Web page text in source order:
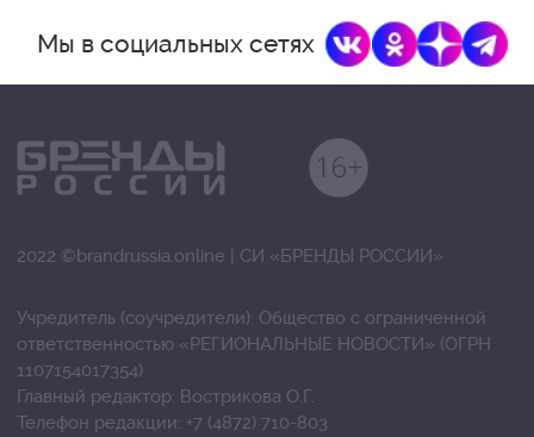
Мы в социальных сетях
2022 ©brandrussia.online | СИ «БРЕНДЫ РОССИИ»
Учредитель (соучредители): Общество с ограниченной
ответственностью «РЕГИОНАЛЬНЫЕ НОВОСТИ» (ОГРН
1107154017354)
Главный редактор: Вострикова О.Г.
Телефон редакции: +7 (4872) 710-803